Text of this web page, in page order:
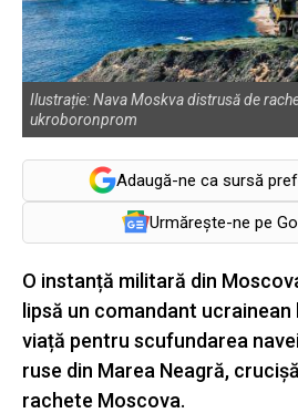
Ilustrație: Nava Moskva distrusă de
ukroboronprom
Adaugă-ne ca sursă
Urmărește-ne pe
O instanță militară din
lipsă un comandant ucrainean
viață pentru scufundarea
ruse din Marea Neagră,
rachete Moscova.